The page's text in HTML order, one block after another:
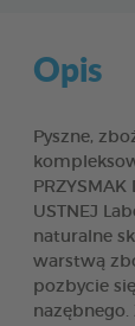
Opis
Pyszne,
PRZYSMAK
USTNEJ
naturalne
warstwą
pozbycie